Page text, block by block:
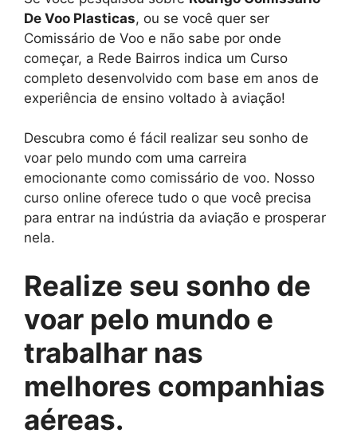
De Voo Plasticas, ou se você quer ser
Comissário de Voo e não sabe por onde
começar, a Rede Bairros indica um Curso
completo desenvolvido com base em anos de
experiência de ensino voltado à aviação!
Descubra como é fácil realizar seu sonho de
voar pelo mundo com uma carreira
emocionante como comissário de voo. Nosso
curso online oferece tudo o que você precisa
para entrar na indústria da aviação e prosperar
nela.
Realize seu sonho de
voar pelo mundo e
trabalhar nas
melhores companhias
aéreas.